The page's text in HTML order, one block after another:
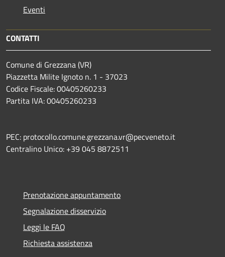
Eventi
CONTATTI
Comune di Grezzana (VR)
Piazzetta Milite Ignoto n. 1 - 37023
Codice Fiscale: 00405260233
Partita IVA: 00405260233
PEC: protocollo.comune.grezzana.vr@pecveneto.it
Centralino Unico: +39 045 8872511
Prenotazione appuntamento
Segnalazione disservizio
Leggi le FAQ
Richiesta assistenza